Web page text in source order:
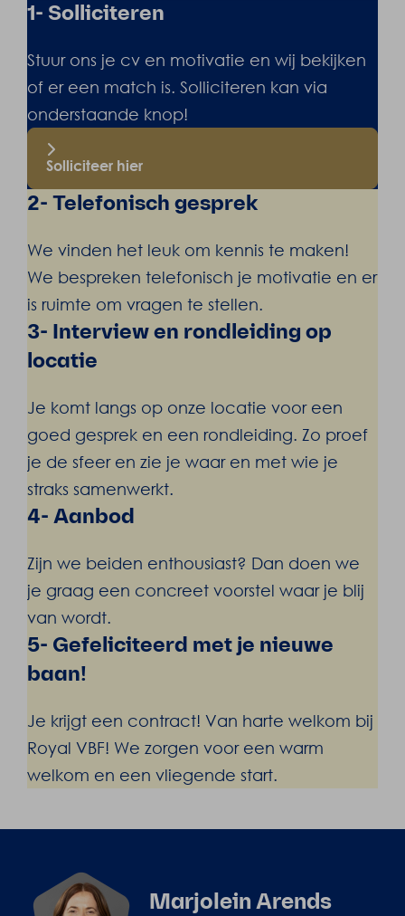
1- Solliciteren
Stuur ons je cv en motivatie en wij bekijken
of er een match is. Solliciteren kan via
onderstaande knop!
Solliciteer hier
2- Telefonisch gesprek
We vinden het leuk om kennis te maken!
We bespreken telefonisch je motivatie en er
is ruimte om vragen te stellen.
3- Interview en rondleiding op
locatie
Je komt langs op onze locatie voor een
goed gesprek en een rondleiding. Zo proef
je de sfeer en zie je waar en met wie je
straks samenwerkt.
4- Aanbod
Zijn we beiden enthousiast? Dan doen we
je graag een concreet voorstel waar je blij
van wordt.
5- Gefeliciteerd met je nieuwe
baan!
Je krijgt een contract! Van harte welkom bij
Royal VBF! We zorgen voor een warm
welkom en een vliegende start.
Marjolein Arends